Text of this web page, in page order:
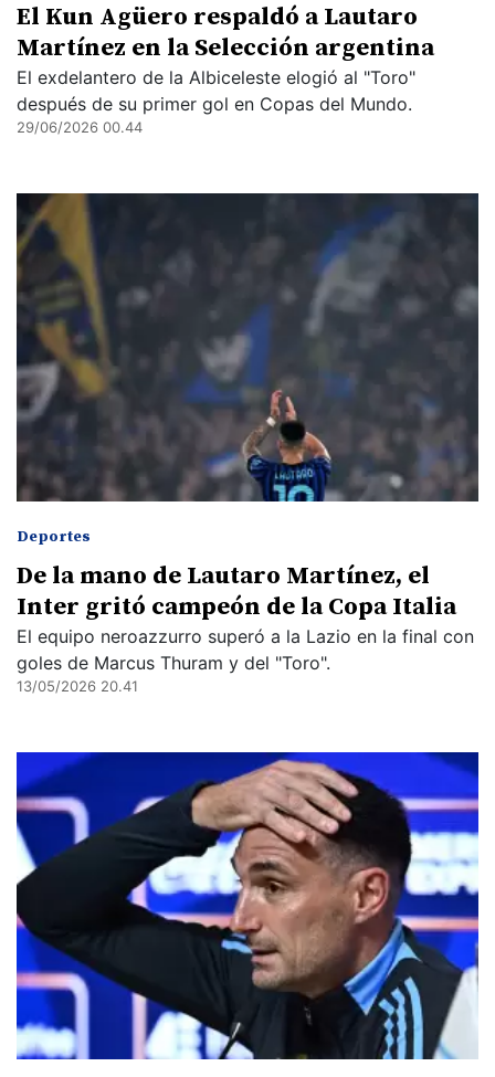
El Kun Agüero respaldó a Lautaro
Martínez en la Selección argentina
El exdelantero de la Albiceleste elogió al "Toro"
después de su primer gol en Copas del Mundo.
29/06/2026 00.44
Deportes
De la mano de Lautaro Martínez, el
Inter gritó campeón de la Copa Italia
El equipo neroazzurro superó a la Lazio en la final con
goles de Marcus Thuram y del "Toro".
13/05/2026 20.41